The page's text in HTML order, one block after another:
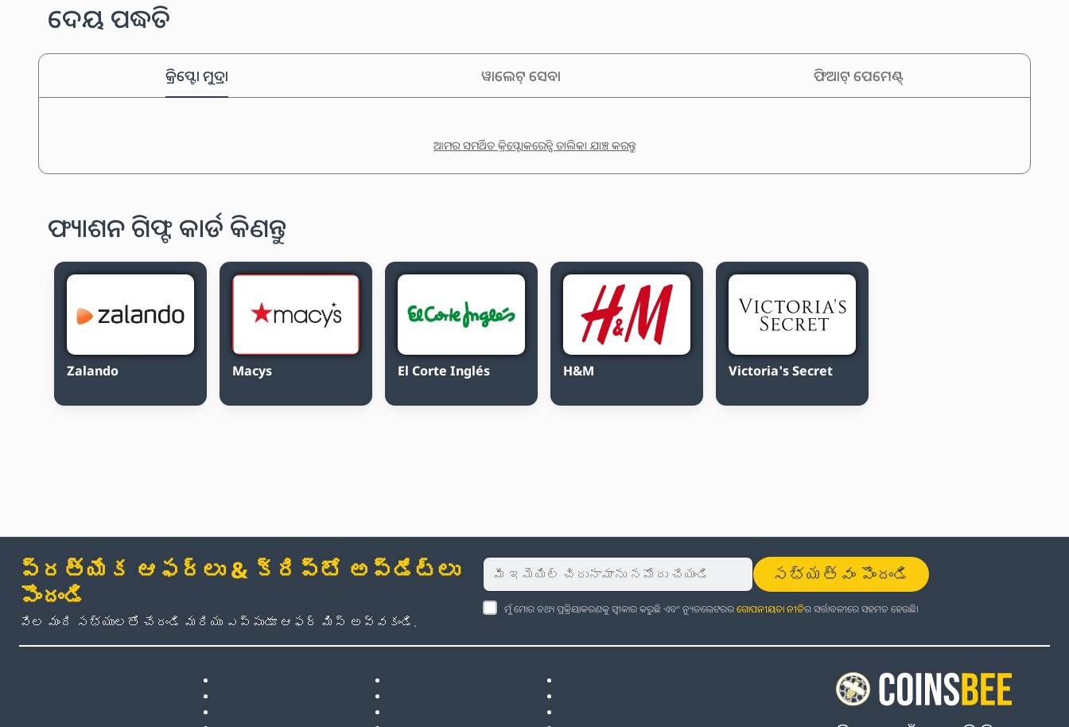
ଦେୟ ପଦ୍ଧତି
କ୍ରିପ୍ଟୋ ମୁଦ୍ରା ୱାଲେଟ୍ ସେବା ଫିଆଟ୍ ପେମେଣ୍ଟ୍
ଆମର ସମର୍ଥିତ କ୍ରିପ୍ଟୋକରେନ୍ସି ତାଲିକା ଯାଞ୍ଚ କରନ୍ତୁ
ଫ୍ୟାଶନ ଗିଫ୍ଟ କାର୍ଡ କିଣନ୍ତୁ
Zalando Macys El Corte Inglés H&M Victoria's Secret
ప్రత్యేక ఆఫర్లు & క్రిప్టో అప్‌డేట్‌లు
పొందండి
వేల మంది సభ్యులతో చేరండి మరియు ఎప్పుడూ ఆఫర్ మిస్ అవ్వకండి.
సభ్యత్వం పొందండి
ମୁଁ ମୋର ତଥ୍ୟ ପ୍ରକ୍ରିୟାକରଣକୁ ସ୍ୱୀକାର କରୁଛି ଏବଂ ନ୍ୟୁଜଲେଟରରଗୋପନୀୟତା ନୀତିର ସର୍ତ୍ତାବଳୀରେ ସହମତ ହେଉଛି।